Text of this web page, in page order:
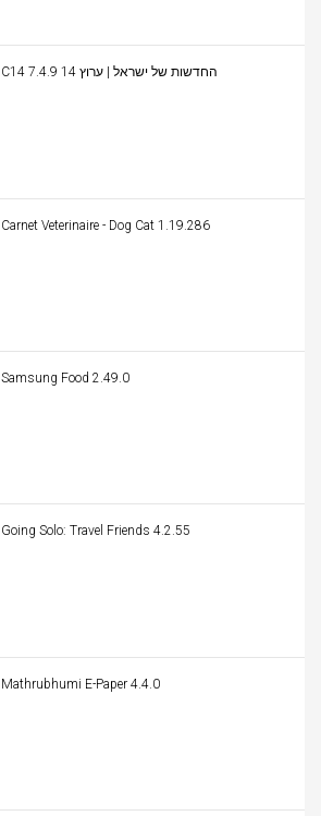
C14 החדשות של ישראל | ערוץ 14 7.4.9
Carnet Veterinaire - Dog Cat 1.19.286
Samsung Food 2.49.0
Going Solo: Travel Friends 4.2.55
Mathrubhumi E-Paper 4.4.0